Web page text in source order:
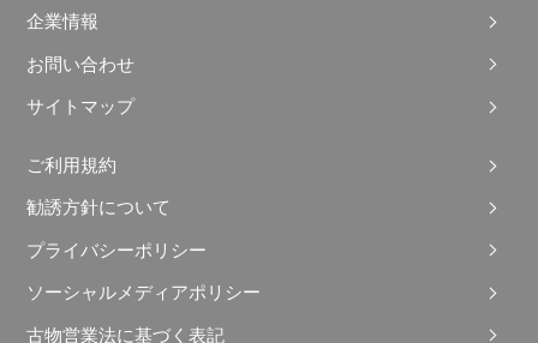
企業情報
お問い合わせ
サイトマップ
ご利用規約
勧誘方針について
プライバシーポリシー
ソーシャルメディアポリシー
古物営業法に基づく表記